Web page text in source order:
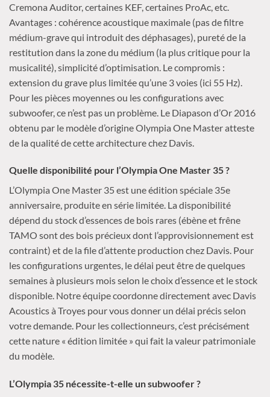
Cremona Auditor, certaines KEF, certaines ProAc, etc.
Avantages : cohérence acoustique maximale (pas de filtre
médium-grave qui introduit des déphasages), pureté de la
restitution dans la zone du médium (la plus critique pour la
musicalité), simplicité d’optimisation. Le compromis :
extension du grave plus limitée qu’une 3 voies (ici 55 Hz).
Pour les pièces moyennes ou les configurations avec
subwoofer, ce n’est pas un problème. Le Diapason d’Or 2016
obtenu par le modèle d’origine Olympia One Master atteste
de la qualité de cette architecture chez Davis.
Quelle disponibilité pour l’Olympia One Master 35 ?
L’Olympia One Master 35 est une édition spéciale 35e
anniversaire, produite en série limitée. La disponibilité
dépend du stock d’essences de bois rares (ébène et frêne
TAMO sont des bois précieux dont l’approvisionnement est
contraint) et de la file d’attente production chez Davis. Pour
les configurations urgentes, le délai peut être de quelques
semaines à plusieurs mois selon le choix d’essence et le stock
disponible. Notre équipe coordonne directement avec Davis
Acoustics à Troyes pour vous donner un délai précis selon
votre demande. Pour les collectionneurs, c’est précisément
cette nature « édition limitée » qui fait la valeur patrimoniale
du modèle.
L’Olympia 35 nécessite-t-elle un subwoofer ?